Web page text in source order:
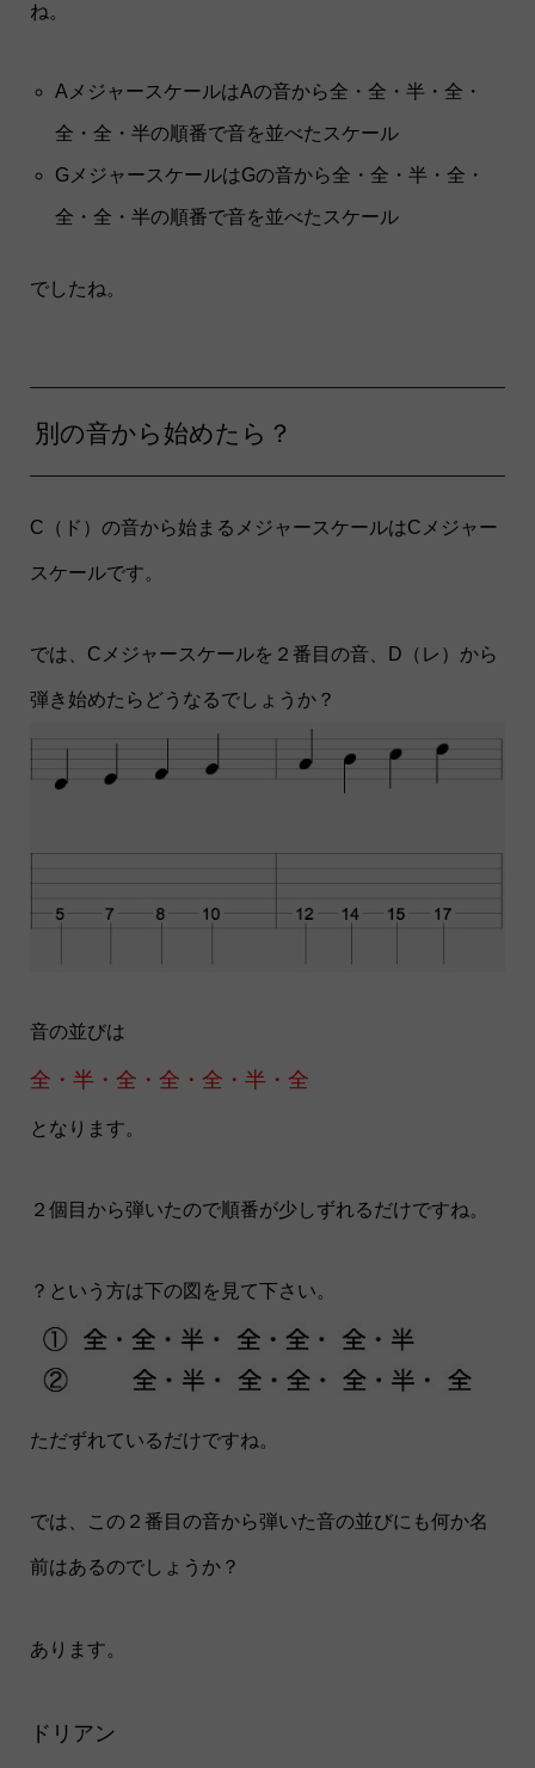
ね。
AメジャースケールはAの音から全・全・半・全・
全・全・半の順番で音を並べたスケール
GメジャースケールはGの音から全・全・半・全・
全・全・半の順番で音を並べたスケール
でしたね。
別の音から始めたら？
C（ド）の音から始まるメジャースケールはCメジャー
スケールです。
では、Cメジャースケールを２番目の音、D（レ）から
弾き始めたらどうなるでしょうか？
音の並びは
全・半・全・全・全・半・全
となります。
２個目から弾いたので順番が少しずれるだけですね。
？という方は下の図を見て下さい。
ただずれているだけですね。
では、この２番目の音から弾いた音の並びにも何か名
前はあるのでしょうか？
あります。
ドリアン